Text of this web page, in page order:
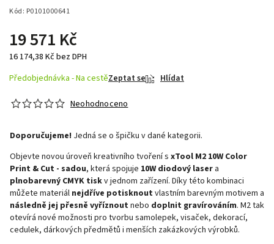
Kód: P0101000641
19 571 Kč
16 174,38 Kč bez DPH
Předobjednávka - Na cestěZeptat se Hlídat
Neohodnoceno
Doporučujeme! Jedná se o špičku v dané kategorii.
Objevte novou úroveň kreativního tvoření s xTool M2 10W Color
Print & Cut - sadou, která spojuje 10W diodový lasera
plnobarevný CMYK tiskv jednom zařízení. Díky této kombinaci
můžete materiál nejdříve potisknoutvlastním barevným motivem a
následně jej přesně vyříznoutnebo doplnit gravírováním. M2 tak
otevírá nové možnosti pro tvorbu samolepek, visaček, dekorací,
cedulek, dárkových předmětů i menších zakázkových výrobků.